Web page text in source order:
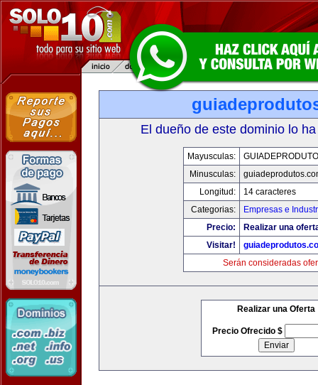
El dueño de este dominio lo
Mayusculas:
Minusculas:
Longitud:
14 caracteres
Categorias:
Empresas e
Precio:
Realizar una
Visitar!
Serán consideradas
Realizar una Oferta
Precio Ofrecido $